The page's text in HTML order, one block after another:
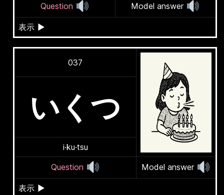
Question
Model answer
表示 ▶
037
いくつ
i·ku·tsu
Question
Model answer
表示 ▶